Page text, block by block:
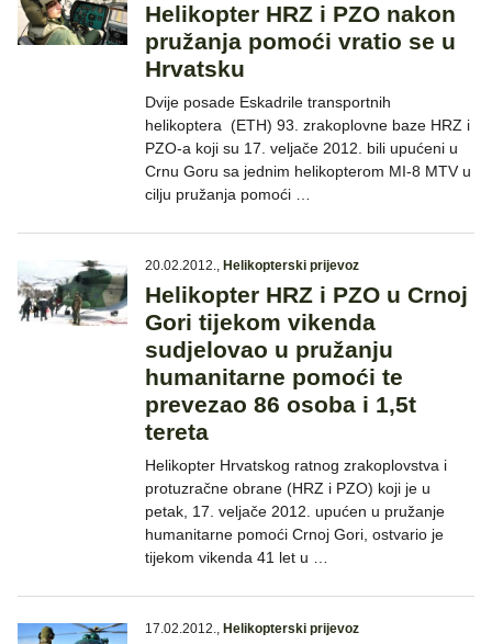
Helikopter HRZ i PZO nakon
pružanja pomoći vratio se u
Hrvatsku
Dvije posade Eskadrile transportnih
helikoptera (ETH) 93. zrakoplovne baze HRZ i
PZO-a koji su 17. veljače 2012. bili upućeni u
Crnu Goru sa jednim helikopterom MI-8 MTV u
cilju pružanja pomoći …
20.02.2012., Helikopterski prijevoz
Helikopter HRZ i PZO u Crnoj
Gori tijekom vikenda
sudjelovao u pružanju
humanitarne pomoći te
prevezao 86 osoba i 1,5t
tereta
Helikopter Hrvatskog ratnog zrakoplovstva i
protuzračne obrane (HRZ i PZO) koji je u
petak, 17. veljače 2012. upućen u pružanje
humanitarne pomoći Crnoj Gori, ostvario je
tijekom vikenda 41 let u …
17.02.2012., Helikopterski prijevoz